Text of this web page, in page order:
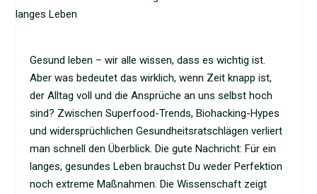
Gesund leben – wir alle wissen, dass es wichtig ist.
Aber was bedeutet das wirklich, wenn Zeit knapp ist,
der Alltag voll und die Ansprüche an uns selbst hoch
sind? Zwischen Superfood-Trends, Biohacking-Hypes
und widersprüchlichen Gesundheitsratschlägen verliert
man schnell den Überblick. Die gute Nachricht: Für ein
langes, gesundes Leben brauchst Du weder Perfektion
noch extreme Maßnahmen. Die Wissenschaft zeigt